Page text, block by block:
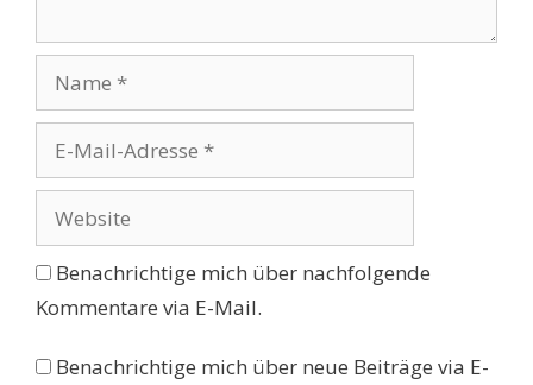
Mail-
Adresse
Benachrichtige mich über nachfolgende
Kommentare via E-Mail.
Benachrichtige mich über neue Beiträge via E-